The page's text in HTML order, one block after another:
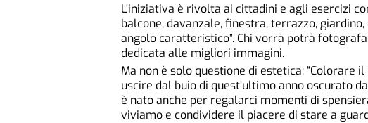
L’iniziativa è rivolta ai cittadini e agli esercizi
balcone, davanzale, finestra, terrazzo,
angolo caratteristico”. Chi vorrà potrà
dedicata alle migliori immagini.
Ma non è solo questione di estetica:
uscire dal buio di quest’ultimo anno oscurato
è nato anche per regalarci momenti di
viviamo e condividere il piacere di stare a